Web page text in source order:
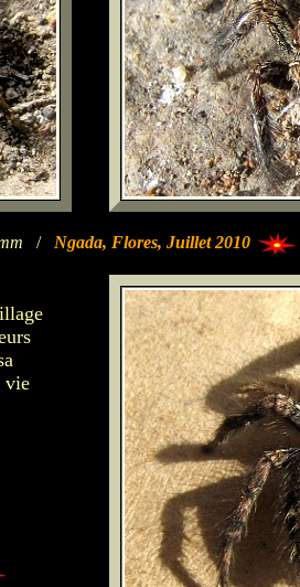
/ Ngada, Flores, Juillet 2010
vie